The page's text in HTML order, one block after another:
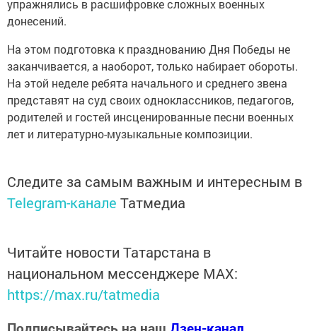
упражнялись в расшифровке сложных военных
донесений.
На этом подготовка к празднованию Дня Победы не
заканчивается, а наоборот, только набирает обороты.
На этой неделе ребята начального и среднего звена
представят на суд своих одноклассников, педагогов,
родителей и гостей инсценированные песни военных
лет и литературно-музыкальные композиции.
Следите за самым важным и интересным в
Telegram-канале Татмедиа
Читайте новости Татарстана в
национальном мессенджере MАХ:
https://max.ru/tatmedia